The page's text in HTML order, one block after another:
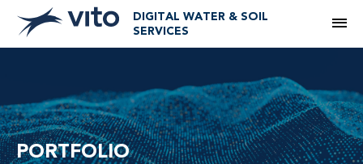
DIGITAL WATER & SOIL
SERVICES
PORTFOLIO